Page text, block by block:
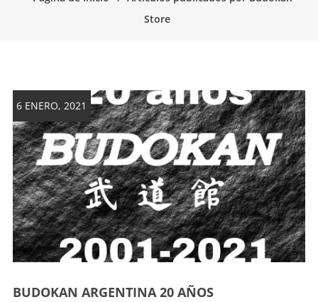
Store
6 ENERO, 2021
BUDOKAN ARGENTINA 20 AÑOS